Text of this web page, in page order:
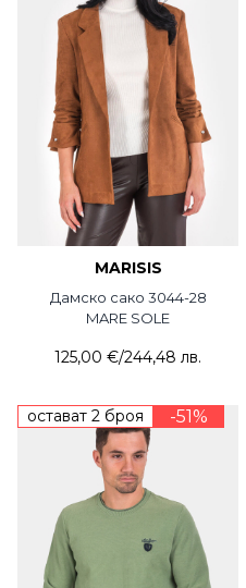
MARISIS
Дамско сако 3044-28
MARE SOLE
125,00 €/244,48 лв.
остават 2 броя -51%